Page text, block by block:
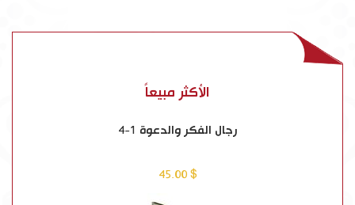
الأكثر مبيعاً
رجال الفكر والدعوة 1-4
$ 45.00